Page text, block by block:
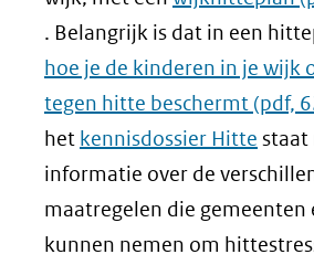
. Belangrijk is dat in een
hoe je de kinderen in je wijk
tegen hitte beschermt (pdf,
het kennisdossier Hitte staat
informatie over de
maatregelen die gemeenten
kunnen nemen om